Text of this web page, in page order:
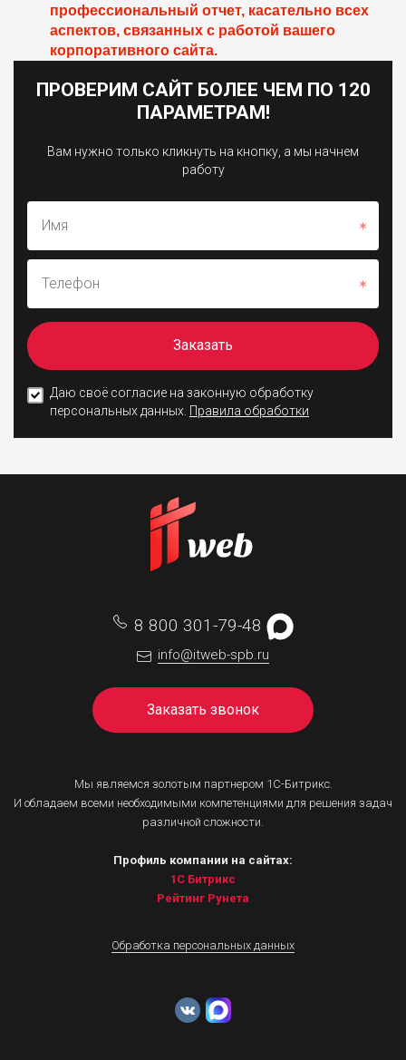
профессиональный отчет, касательно всех
аспектов, связанных с работой вашего
корпоративного сайта.
ПРОВЕРИМ САЙТ БОЛЕЕ ЧЕМ ПО 120
ПАРАМЕТРАМ!
Вам нужно только кликнуть на кнопку, а мы начнем
работу
Имя
Телефон
Заказать
Даю своё согласие на законную обработку
персональных данных. Правила обработки
8 800 301-79-48
info@itweb-spb.ru
Заказать звонок
Мы являемся золотым партнером 1С-Битрикс.
И обладаем всеми необходимыми компетенциями для решения задач
различной сложности.
Профиль компании на сайтах:
1С Битрикс
Рейтинг Рунета
Обработка персональных данных